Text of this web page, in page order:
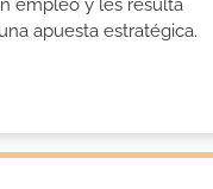
empleo y les resulta
apuesta estratégica.